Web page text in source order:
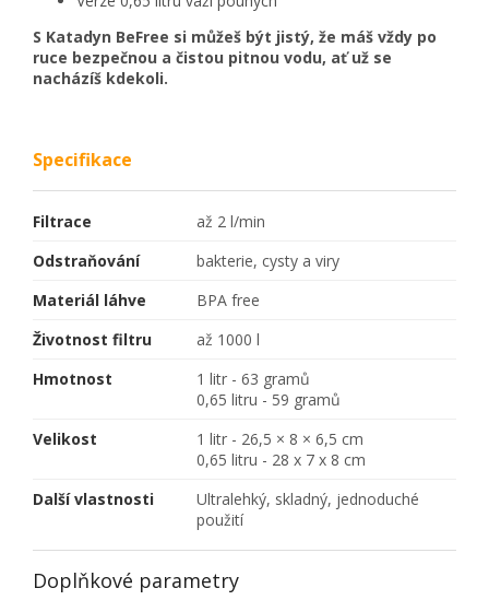
S Katadyn BeFree si můžeš být jistý, že máš vždy po
ruce bezpečnou a čistou pitnou vodu, ať už se
nacházíš kdekoli.
Specifikace
Filtrace
až 2 l/min
Odstraňování
bakterie, cysty a viry
Materiál láhve
BPA free
Životnost filtru
až 1000 l
Hmotnost
1 litr - 63 gramů
0,65 litru - 59 gramů
Velikost
1 litr - 26,5 × 8 × 6,5 cm
0,65 litru - 28 x 7 x 8 cm
Další vlastnosti
Ultralehký, skladný, jednoduché
použití
Doplňkové parametry